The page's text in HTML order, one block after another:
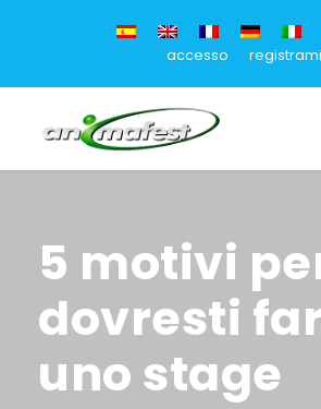
accesso registrami
5 motivi
dovresti
uno stage